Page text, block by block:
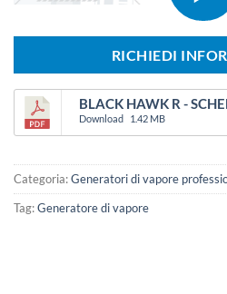
RICHIEDI
BLACK HAWK R -
Download 1.42 MB
Categoria:Generatori di vapore
Tag:Generatore di vapore